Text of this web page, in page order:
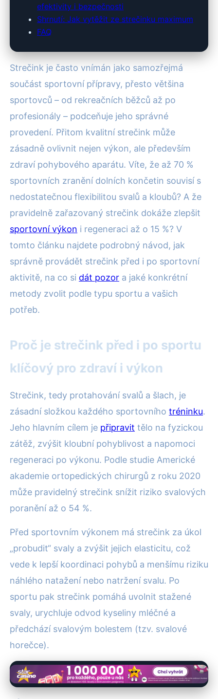
efektivity i bezpečnosti
Shrnutí: Jak vytěžit ze strečinku maximum
FAQ
Strečink je často vnímán jako samozřejmá
součást sportovní přípravy, přesto většina
sportovců – od rekreačních běžců až po
profesionály – podceňuje jeho správné
provedení. Přitom kvalitní strečink může
zásadně ovlivnit nejen výkon, ale především
zdraví pohybového aparátu. Víte, že až 70 %
sportovních zranění dolních končetin souvisí s
nedostatečnou flexibilitou svalů a kloubů? A že
pravidelně zařazovaný strečink dokáže zlepšit
sportovní výkon i regeneraci až o 15 %? V
tomto článku najdete podrobný návod, jak
správně provádět strečink před i po sportovní
aktivitě, na co si dát pozor a jaké konkrétní
metody zvolit podle typu sportu a vašich
potřeb.
Proč je strečink před i po sportu
klíčový pro zdraví i výkon
Strečink, tedy protahování svalů a šlach, je
zásadní složkou každého sportovního tréninku.
Jeho hlavním cílem je připravit tělo na fyzickou
zátěž, zvýšit kloubní pohyblivost a napomoci
regeneraci po výkonu. Podle studie Americké
akademie ortopedických chirurgů z roku 2020
může pravidelný strečink snížit riziko svalových
poranění až o 54 %.
Před sportovním výkonem má strečink za úkol
„probudit“ svaly a zvýšit jejich elasticitu, což
vede k lepší koordinaci pohybů a menšímu riziku
náhlého natažení nebo natržení svalu. Po
sportu pak strečink pomáhá uvolnit stažené
svaly, urychluje odvod kyseliny mléčné a
předchází svalovým bolestem (tzv. svalové
horečce).